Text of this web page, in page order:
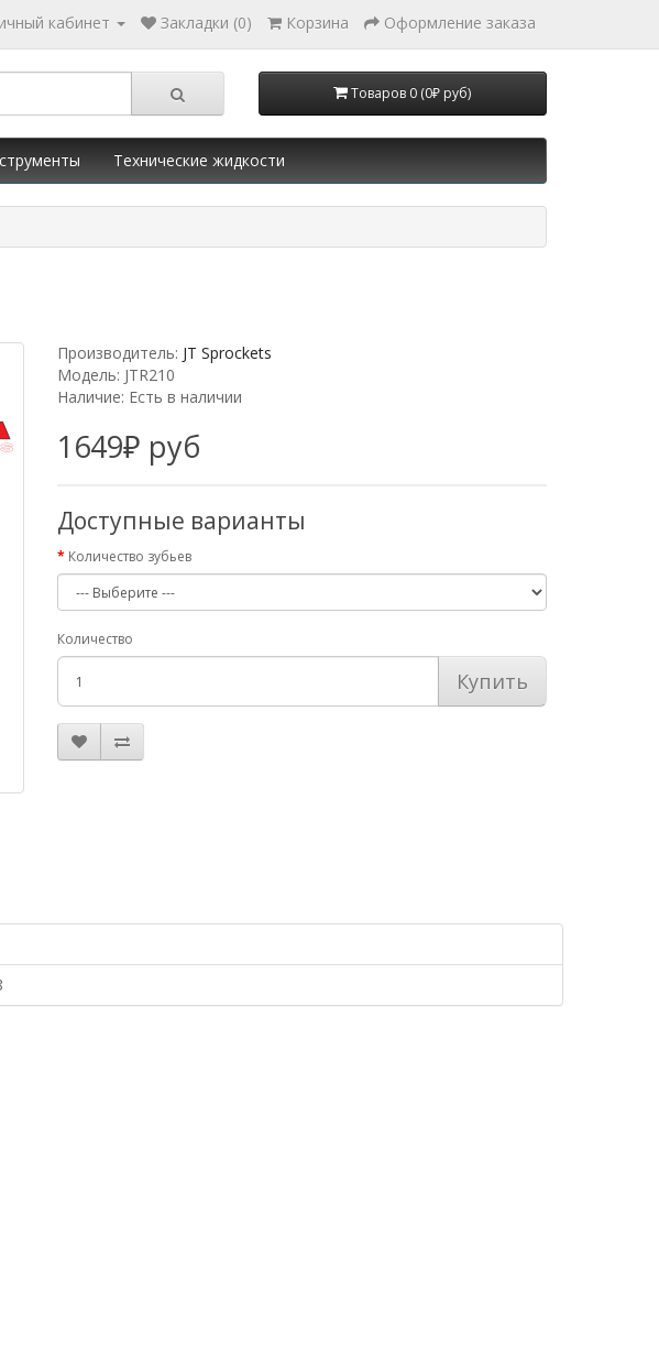
кабинет Закладки (0) Корзина Оформление заказа
Товаров 0 (0₽ руб)
Технические жидкости
Производитель: JT Sprockets
Модель: JTR210
Наличие: Есть в наличии
1649₽ руб
Доступные варианты
Количество зубьев
Количество
Купить